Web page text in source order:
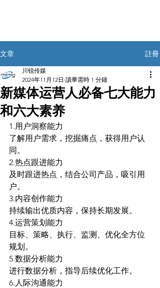
文章 註冊
新媒体运营人必备七大能力
和六大素养
川锐传媒
2024年11月12日 讀畢需時 1 分鐘
1.用户洞察能力
了解用户需求，挖掘痛点，获得用户认
同。
2.热点跟进能力
及时跟进热点，结合公司产品，吸引用
户。
3.内容创作能力
持续输出优质内容，保持长期发展。
4.运营策划能力
目标、策略、执行、监测、优化全方位
规划。
5.数据分析能力
进行数据分析，指导后续优化工作。
6.人际沟通能力